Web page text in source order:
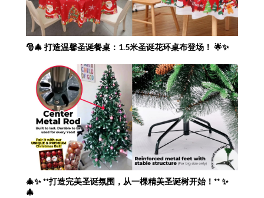
🎅🎄 打造温馨圣诞餐桌：1.5米圣诞花环桌布登场！ 🌟✨
🎄✨ **打造完美圣诞氛围，从一棵精美圣诞树开始！** ✨
🎄